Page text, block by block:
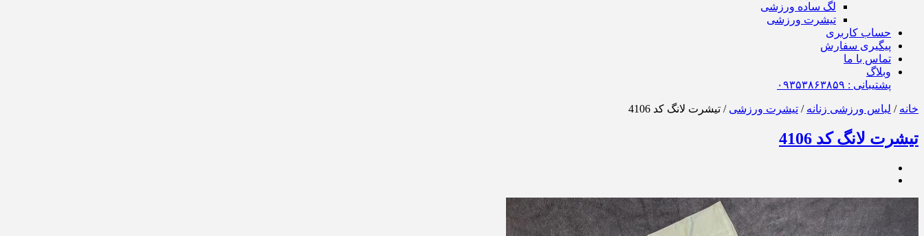
لگ ساده ورزشی
تیشرت ورزشی
حساب کاربری
پیگیری سفارش
تماس با ما
وبلاگ
پشتیبانی : ٠٩٣۵٣٨۶٣٨۵٩
خانه / لباس ورزشی زنانه / تیشرت ورزشی / تیشرت لانگ کد 4106
تیشرت لانگ کد 4106